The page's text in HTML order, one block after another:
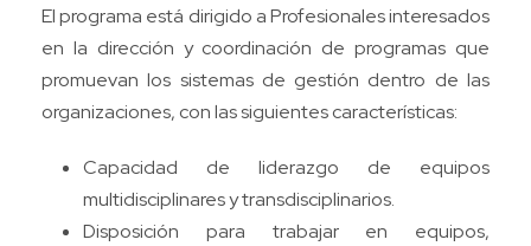
El programa está dirigido a Profesionales interesados
en la dirección y coordinación de programas que
promuevan los sistemas de gestión dentro de las
organizaciones, con las siguientes características:
Capacidad de liderazgo de equipos
multidisciplinares y transdisciplinarios.
Disposición para trabajar en equipos,